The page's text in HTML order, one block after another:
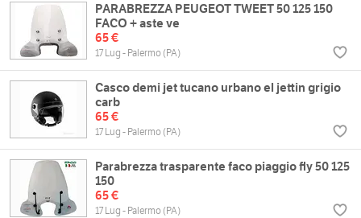
PARABREZZA PEUGEOT TWEET 50 125 150
FACO + aste ve
65 €
17 Lug - Palermo (PA)
Casco demi jet tucano urbano el jettin grigio
carb
65 €
17 Lug - Palermo (PA)
Parabrezza trasparente faco piaggio fly 50 125
150
65 €
17 Lug - Palermo (PA)